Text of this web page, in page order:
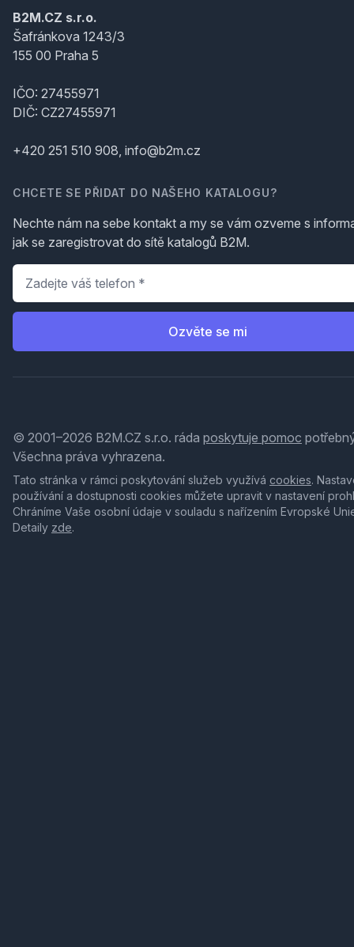
B2M.CZ s.r.o.
Šafránkova 1243/3
155 00 Praha 5
IČO: 27455971
DIČ: CZ27455971
+420 251 510 908, info@b2m.cz
CHCETE SE PŘIDAT DO NAŠEHO KATALOGU?
Nechte nám na sebe kontakt a my se vám ozveme s
jak se zaregistrovat do sítě katalogů B2M.
Telefon
Ozvěte se mi
© 2001–2026 B2M.CZ s.r.o. ráda poskytuje pomoc
Všechna práva vyhrazena.
Tato stránka v rámci poskytování služeb využívá cookies.
používání a dostupnosti cookies můžete upravit v nastavení
Chráníme Vaše osobní údaje v souladu s nařízením Evropské
Detaily zde.